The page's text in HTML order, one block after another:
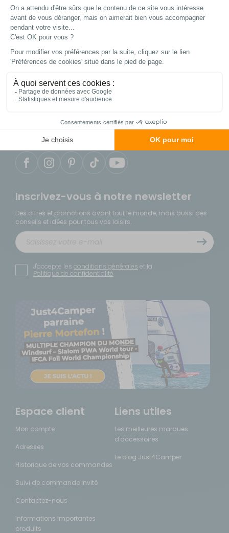
Voir nos FAQ
04 86 25 75 49
Notre service client est situé en France
Inscrivez-vous à notre newsletter
Des offres et promotions avant tout le monde, mais aussi des
conseils et idées pour tous vos loisirs.
J'accepte les conditions générales et la
Politique de confidentialité
Espace client
Mon compte
Adresses
Historique de vos commandes
Suivi de commande invité
Contactez-nous
Informations importantes
produits
Liens utiles
Les meilleures marques
d'accessoires
Le blog Just4Camper